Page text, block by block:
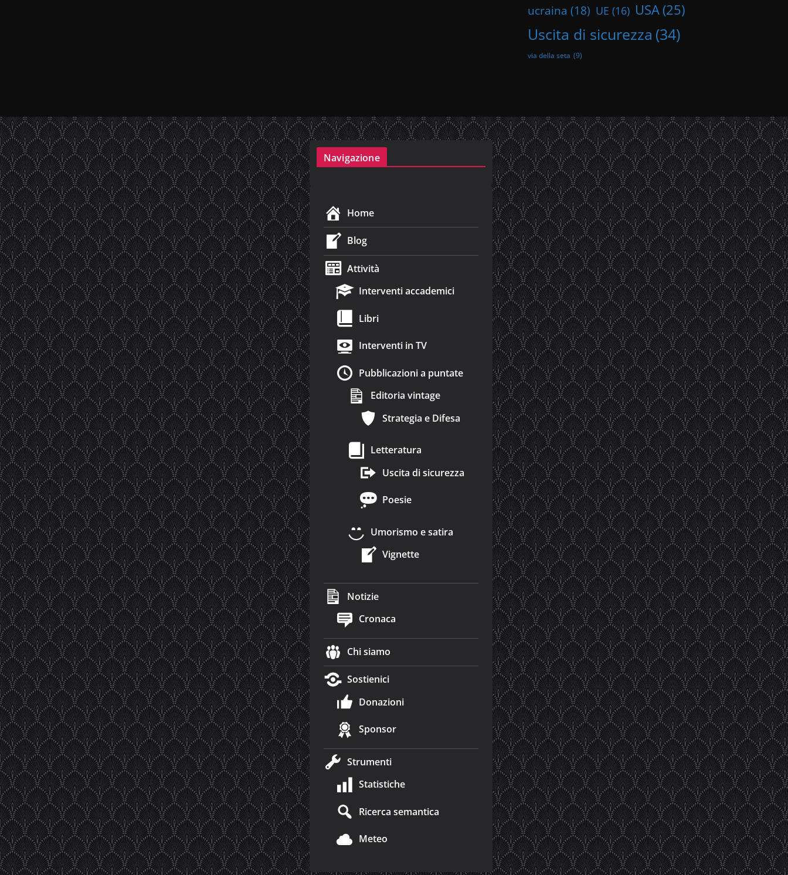
ucraina (18) UE (16) USA (25)
Uscita di sicurezza (34)
via della seta (9)
Navigazione
Home
Blog
Attività
Interventi accademici
Libri
Interventi in TV
Pubblicazioni a puntate
Editoria vintage
Strategia e Difesa
Letteratura
Uscita di sicurezza
Poesie
Umorismo e satira
Vignette
Notizie
Cronaca
Chi siamo
Sostienici
Donazioni
Sponsor
Strumenti
Statistiche
Ricerca semantica
Meteo